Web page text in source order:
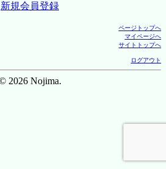
新規会員登録
ページトップへ
マイページへ
サイトトップへ
ログアウト
2026 Nojima.